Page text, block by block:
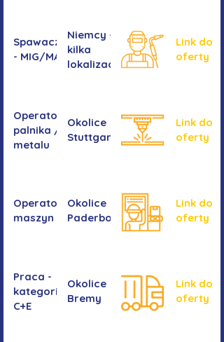
Spawacz/spawaczka
- MIG/MAG/TIG
Niemcy -
kilka
lokalizacji
Link do
oferty
Operator/operatorka
palnika / Cięcie
metalu
Okolice
Stuttgartu
Link do
oferty
Operator/operatorka
maszyn CNC
Okolice
Paderborn
Link do
oferty
Praca -
kategoria
C+E
Okolice
Bremy
Link do
oferty